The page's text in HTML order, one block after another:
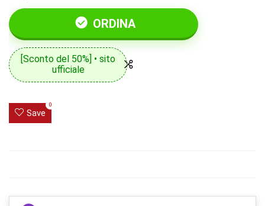
ORDINA
[Sconto del 50%] • sito
ufficiale
Save
0